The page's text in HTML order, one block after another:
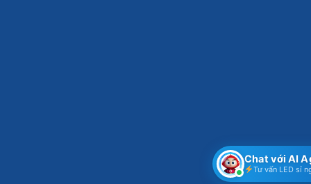
Chat với AI
Tư vấn LED sỉ